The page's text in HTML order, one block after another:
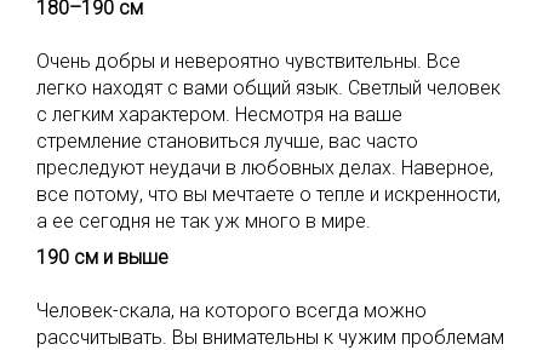
180–190 см
Очень добры и невероятно чувствительны. Все
легко находят с вами общий язык. Светлый человек
с легким характером. Несмотря на ваше
стремление становиться лучше, вас часто
преследуют неудачи в любовных делах. Наверное,
все потому, что вы мечтаете о тепле и искренности,
а ее сегодня не так уж много в мире.
190 см и выше
Человек-скала, на которого всегда можно
рассчитывать. Вы внимательны к чужим проблемам